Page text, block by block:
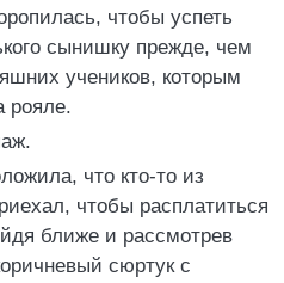
чтобы успеть
сынишку прежде, чем
учеников, которым
рояле.
что кто-то из
чтобы расплатиться
ближе и рассмотрев
сюртук с